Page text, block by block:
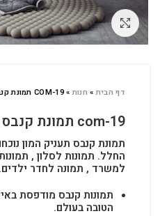
לחץ להגדלה
דף הבית» חנות»COM-19 תמונת קנבס
com-19 תמונת קנבס
תמונת קנבס תעניק המון
החלל. תמונות לסלון ,
למשרד , תמונה לחדר ילדים.
הטובה בעולם.